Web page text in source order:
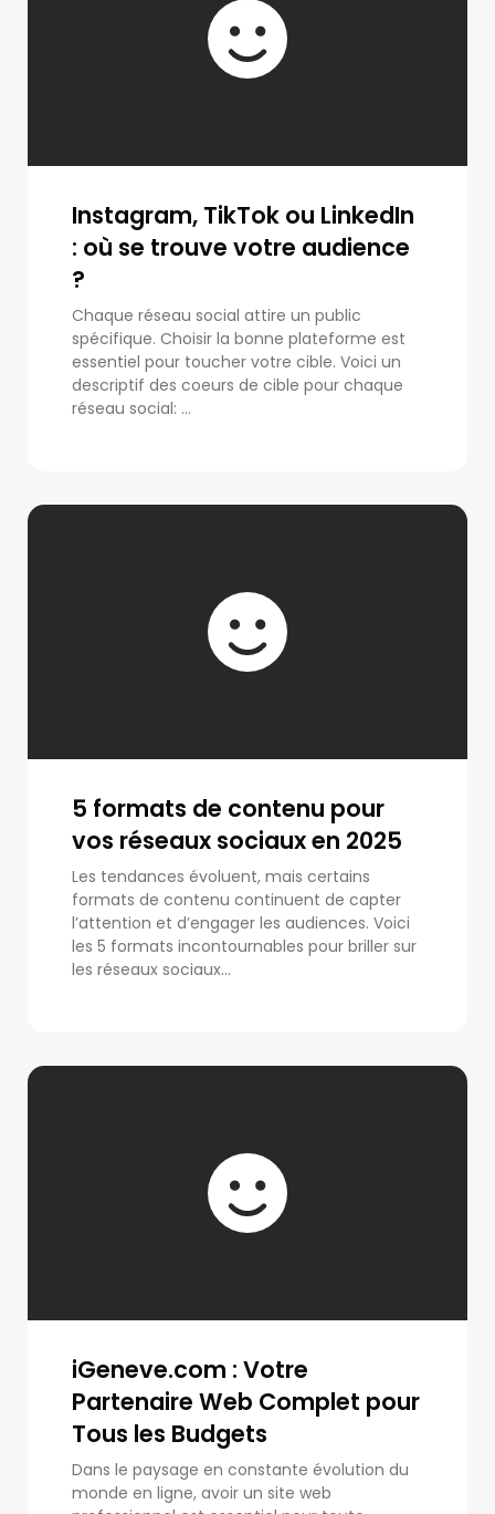
Instagram, TikTok ou LinkedIn
: où se trouve votre audience
?
Chaque réseau social attire un public
spécifique. Choisir la bonne plateforme est
essentiel pour toucher votre cible. Voici un
descriptif des coeurs de cible pour chaque
réseau social: ...
5 formats de contenu pour
vos réseaux sociaux en 2025
Les tendances évoluent, mais certains
formats de contenu continuent de capter
l’attention et d’engager les audiences. Voici
les 5 formats incontournables pour briller sur
les réseaux sociaux...
iGeneve.com : Votre
Partenaire Web Complet pour
Tous les Budgets
Dans le paysage en constante évolution du
monde en ligne, avoir un site web